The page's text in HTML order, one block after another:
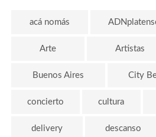
acá nomás
Arte Artistas
Buenos Aires City
concierto cultura
delivery descanso